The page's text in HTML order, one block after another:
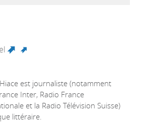
(link is external)
est journaliste (notamment
Inter, Radio France
et la Radio Télévision Suisse)
littéraire.